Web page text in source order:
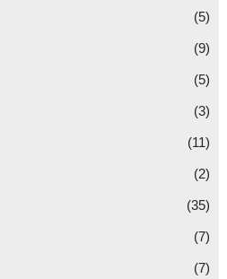
(5)
(9)
(5)
(3)
(11)
(2)
(35)
(7)
(7)